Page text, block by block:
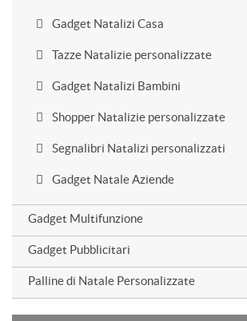
Gadget Natalizi Casa
Tazze Natalizie personalizzate
Gadget Natalizi Bambini
Shopper Natalizie personalizzate
Segnalibri Natalizi personalizzati
Gadget Natale Aziende
Gadget Multifunzione
Gadget Pubblicitari
Palline di Natale Personalizzate